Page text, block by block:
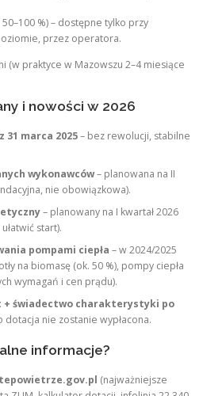
%) – dostępne tylko przy
przez operatora.
(w praktyce w Mazowszu 2–4 miesiące
i nowości w 2026
31 marca 2025– bez rewolucji, stabilne
wykonawców– planowana na II
nie obowiązkowa).
– planowany na I kwartał 2026
start).
pompami ciepła – w 2024/2025
na biomasę (ok. 50 %), pompy ciepła
wymagań i cen prądu).
+ świadectwo charakterystyki po
dotacja nie zostanie wypłacona.
informacje?
(najważniejsze